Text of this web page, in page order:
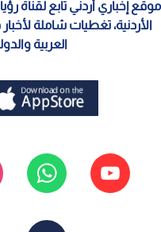
موقع إخباري أردني تابع لقناة
الأردنية، تغطيات شاملة
العربية